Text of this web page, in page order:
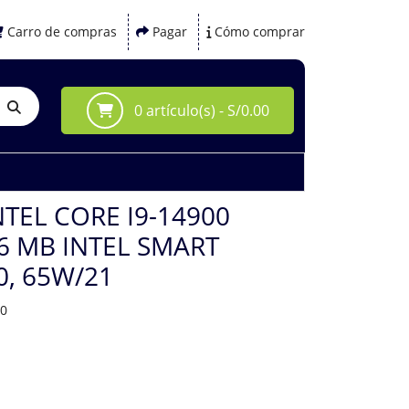
Carro de compras Pagar Cómo comprar
0 artículo(s) - S/0.00
CORE I9-14900
MB INTEL SMART
65W/21